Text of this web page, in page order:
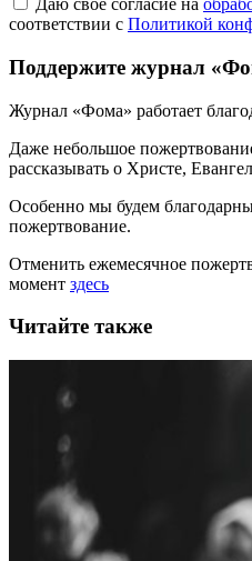
Даю свое согласие на
соответствии с Политикой
Поддержите журнал
Журнал «Фома» работает
Даже небольшое
рассказывать о Христе,
Особенно мы будем
пожертвование.
Отменить ежемесячное
момент здесь
Читайте также